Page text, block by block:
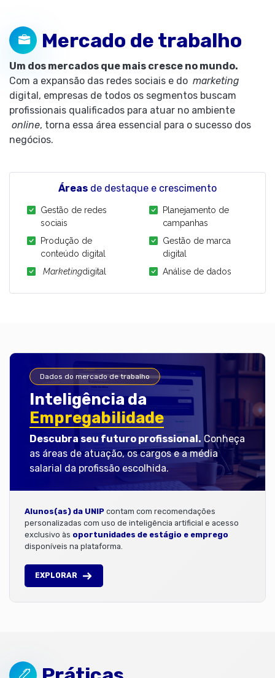
Mercado de trabalho
Um dos mercados que mais cresce no mundo.
Com a expansão das redes sociais e do marketing
digital, empresas de todos os segmentos buscam
profissionais qualificados para atuar no ambiente
online, torna essa área essencial para o sucesso dos
negócios.
Áreas de destaque e crescimento
Gestão de redes
sociais
Produção de
conteúdo digital
Marketingdigital
Planejamento de
campanhas
Gestão de marca
digital
Análise de dados
Dados do mercado de trabalho
Inteligência da
Empregabilidade
Descubra seu futuro profissional. Conheça
as áreas de atuação, os cargos e a média
salarial da profissão escolhida.
Alunos(as) da UNIP contam com recomendações
personalizadas com uso de inteligência artificial e acesso
exclusivo às oportunidades de estágio e emprego
disponíveis na plataforma.
EXPLORAR